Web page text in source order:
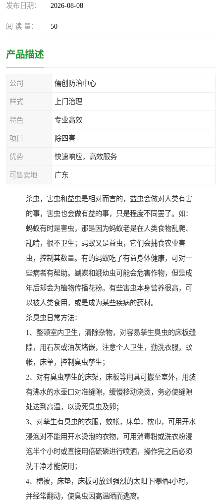
发布日期： 2026-08-08
阅 读 量： 50
产品描述
公司 儒创防治中心
样式 上门治理
特色 专业高效
项目 除四害
优势 快速响应，高效服务
可售卖地 广东
杀虫，害虫和益虫是相对而言的，益虫会做对人类有害
的事，害虫也会做有益的事，只是程度不同罢了。如：
蚂蚁有时是害虫，那是因为蚂蚁老是在人类食物乱爬、
乱啃，很不卫生；蚂蚁又是益虫，它们会捕食农业害
虫，控制其数量。有的蚂蚁吃了有益身体健康，可对一
些病者有帮助。蝴蝶和蛾幼虫可能会危害作物，但是成
年后却会为植物传播花粉。有些害虫本身营养很高，可
以被人类食用，或是成为某些疾病的药材。
杀臭虫日常方法：
1、整顿室内卫生，清除杂物，对容易孳生臭虫的床板缝
隙，用石灰或油灰堵嵌，注意个人卫生，勤洗衣服，蚊
帐，床单，控制臭虫孳生；
2、对有臭虫孳生的床架，床板等用具可搬至室外，用装
有沸水的水壶口对准缝隙，缓慢移动浇烫，务必使缝隙
处达到高温，以烫死臭虫及卵；
3、对孳生有臭虫的衣服，蚊帐，床单，枕巾，可用开水
浸泡对不能用开水烫泡的衣物，可用消毒粉或洗衣粉浸
泡半个小时或直接用倍硫磷进行喷洒，操作完之后必须
洗干净才能使用；
4、棉被，床垫，床板可放到强烈的太阳下曝晒4小时，
并经常翻动，使臭虫因高温晒而逃离。